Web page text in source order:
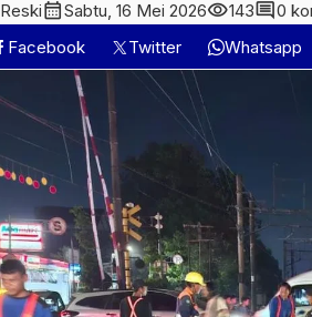
Reskicalendar_monthSabtu, 16 Mei 2026visibility143comment0
Facebook
Twitter Whatsapp